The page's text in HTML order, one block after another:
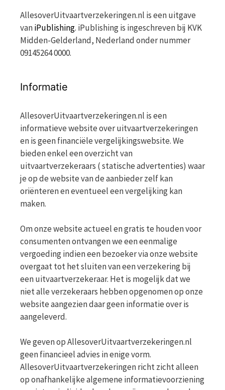
AllesoverUitvaartverzekeringen.nl is een uitgave
vaniPublishing. iPublishing is ingeschreven bij KVK
Midden-Gelderland, Nederland onder nummer
09145264 0000.
Informatie
AllesoverUitvaartverzekeringen.nl is een
informatieve website over uitvaartverzekeringen
en is geen financiële vergelijkingswebsite. We
bieden enkel een overzicht van
uitvaartverzekeraars ( statische advertenties) waar
je op de website van de aanbieder zelf kan
oriënteren en eventueel een vergelijking kan
maken.
Om onze website actueel en gratis te houden voor
consumenten ontvangen we een eenmalige
vergoeding indien een bezoeker via onze website
overgaat tot het sluiten van een verzekering bij
een uitvaartverzekeraar. Het is mogelijk dat we
niet alle verzekeraars hebben opgenomen op onze
website aangezien daar geen informatie over is
aangeleverd.
We geven op AllesoverUitvaartverzekeringen.nl
geen financieel advies in enige vorm.
AllesoverUitvaartverzekeringen richt zicht alleen
op onafhankelijke algemene informatievoorziening